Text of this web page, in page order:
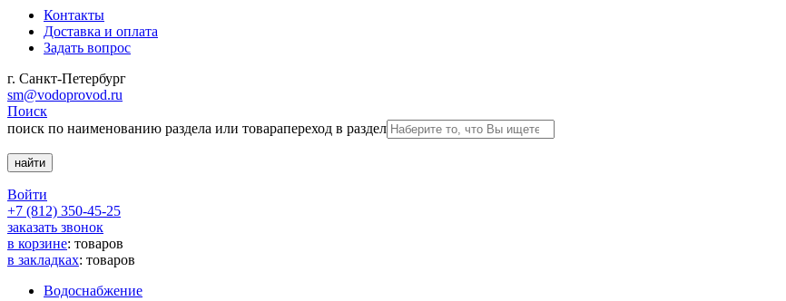
Контакты
Доставка и оплата
Задать вопрос
г. Санкт-Петербург
sm@vodoprovod.ru
Поиск
поиск по наименованию раздела или товарапереход в раздел
Войти
+7 (812) 350-45-25
заказать звонок
в корзине: товаров
в закладках: товаров
Водоснабжение